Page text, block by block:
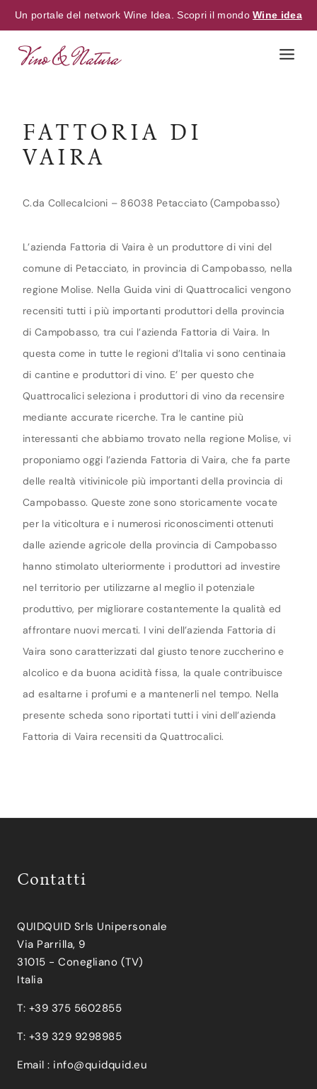
Un portale del network Wine Idea. Scopri il mondoWine idea
FATTORIA DI
VAIRA
C.da Collecalcioni – 86038 Petacciato (Campobasso)
L’azienda Fattoria di Vaira è un produttore di vini del
comune di Petacciato, in provincia di Campobasso, nella
regione Molise. Nella Guida vini di Quattrocalici vengono
recensiti tutti i più importanti produttori della provincia
di Campobasso, tra cui l’azienda Fattoria di Vaira. In
questa come in tutte le regioni d’Italia vi sono centinaia
di cantine e produttori di vino. E’ per questo che
Quattrocalici seleziona i produttori di vino da recensire
mediante accurate ricerche. Tra le cantine più
interessanti che abbiamo trovato nella regione Molise, vi
proponiamo oggi l’azienda Fattoria di Vaira, che fa parte
delle realtà vitivinicole più importanti della provincia di
Campobasso. Queste zone sono storicamente vocate
per la viticoltura e i numerosi riconoscimenti ottenuti
dalle aziende agricole della provincia di Campobasso
hanno stimolato ulteriormente i produttori ad investire
nel territorio per utilizzarne al meglio il potenziale
produttivo, per migliorare costantemente la qualità ed
affrontare nuovi mercati. I vini dell’azienda Fattoria di
Vaira sono caratterizzati dal giusto tenore zuccherino e
alcolico e da buona acidità fissa, la quale contribuisce
ad esaltarne i profumi e a mantenerli nel tempo. Nella
presente scheda sono riportati tutti i vini dell’azienda
Fattoria di Vaira recensiti da Quattrocalici.
Contatti
QUIDQUID Srls Unipersonale
Via Parrilla, 9
31015 - Conegliano (TV)
Italia
T: +39 375 5602855
T: +39 329 9298985
Email : info@quidquid.eu